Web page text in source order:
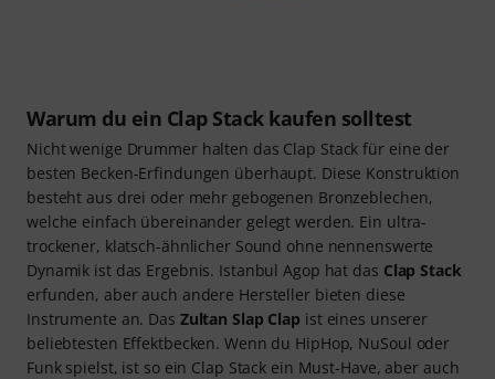
Warum du ein Clap Stack kaufen solltest
Nicht wenige Drummer halten das Clap Stack für eine der
besten Becken-Erfindungen überhaupt. Diese Konstruktion
besteht aus drei oder mehr gebogenen Bronzeblechen,
welche einfach übereinander gelegt werden. Ein ultra-
trockener, klatsch-ähnlicher Sound ohne nennenswerte
Dynamik ist das Ergebnis. Istanbul Agop hat das Clap Stack
erfunden, aber auch andere Hersteller bieten diese
Instrumente an. Das Zultan Slap Clap ist eines unserer
beliebtesten Effektbecken. Wenn du HipHop, NuSoul oder
Funk spielst, ist so ein Clap Stack ein Must-Have, aber auch